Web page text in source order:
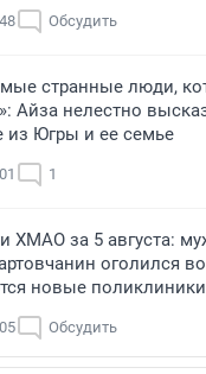
Обсудить
странные люди,
Айза нелестно
из Югры и ее семье
1
ХМАО за 5 августа:
оголился
новые поликлиники
Обсудить